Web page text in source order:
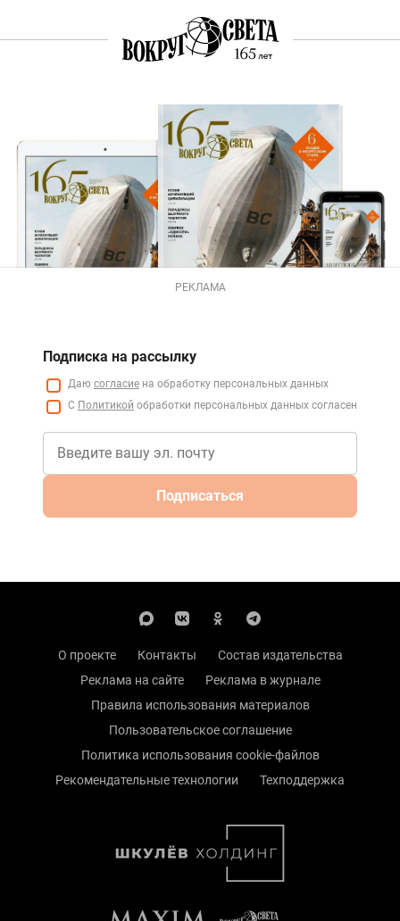
РЕКЛАМА
Подписка на рассылку
Даю согласие на обработку персональных данных
С Политикой обработки персональных данных согласен
Подписаться
О проекте Контакты
Состав издательства
Реклама на сайте
Реклама в журнале
Правила использования материалов
Пользовательское соглашение
Политика использования cookie-файлов
Рекомендательные технологии
Техподдержка